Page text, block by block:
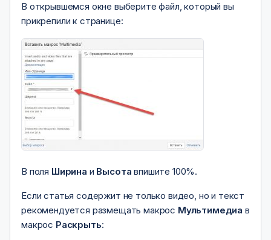
В открывшемся окне выберите файл, который вы
прикрепили к странице:
В поля Ширина и Высота впишите 100%.
Если статья содержит не только видео, но и текст
рекомендуется размещать макрос Мультимедиа в
макрос Раскрыть: